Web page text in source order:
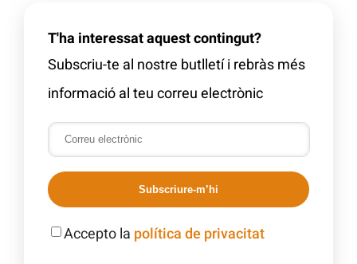
T'ha interessat aquest contingut?
Subscriu-te al nostre butlletí i rebràs més
informació al teu correu electrònic
Subscriure-m’hi
Accepto la política de privacitat